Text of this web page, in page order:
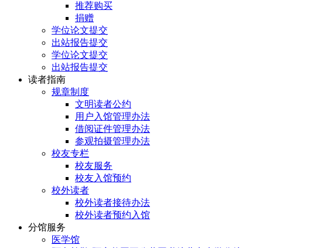
推荐购买
捐赠
学位论文提交
出站报告提交
学位论文提交
出站报告提交
读者指南
规章制度
文明读者公约
用户入馆管理办法
借阅证件管理办法
参观拍摄管理办法
校友专栏
校友服务
校友入馆预约
校外读者
校外读者接待办法
校外读者预约入馆
分馆服务
医学馆